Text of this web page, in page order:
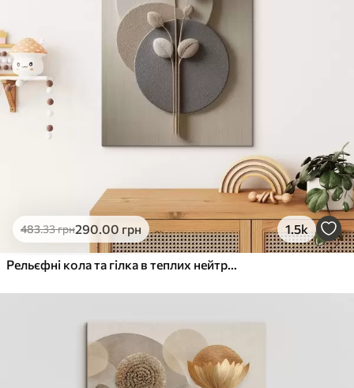
483.33грн290.00 грн 1.5k
Рельєфні кола та гілка в теплих нейтральних тонах